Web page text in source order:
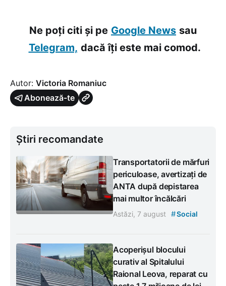
Ne poți citi și pe Google News sau
Telegram, dacă îți este mai comod.
Autor: Victoria Romaniuc
Abonează-te
Știri recomandate
Transportatorii de mărfuri
periculoase, avertizați de
ANTA după depistarea
mai multor încălcări
Astăzi, 7 august #Social
Acoperișul blocului
curativ al Spitalului
Raional Leova, reparat cu